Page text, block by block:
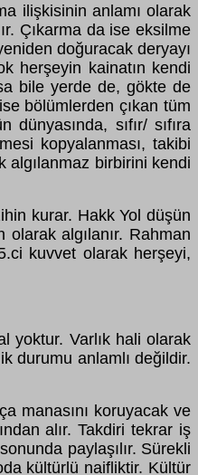
ilişkisinin anlamı olarak
Çıkarma da ise eksilme
doğuracak deryayı
herşeyin kainatın kendi
bile yerde de, gökte de
bölümlerden çıkan tüm
sıfır/ sıfıra
kopyalanması, takibi
algılanmaz birbirini kendi
kurar. Hakk Yol düşün
algılanır. Rahman
kuvvet olarak herşeyi,
yoktur. Varlık hali olarak
durumu anlamlı değildir.
manasını koruyacak ve
alır. Takdiri tekrar iş
paylaşılır. Sürekli
kültürlü naifliktir. Kültür